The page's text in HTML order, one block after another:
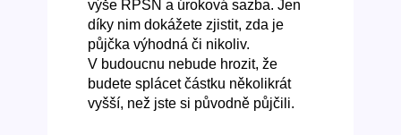
výše RPSN a úroková sazba. Jen
díky nim dokážete zjistit, zda je
půjčka výhodná či nikoliv.
V budoucnu nebude hrozit, že
budete splácet částku několikrát
vyšší, než jste si původně půjčili.